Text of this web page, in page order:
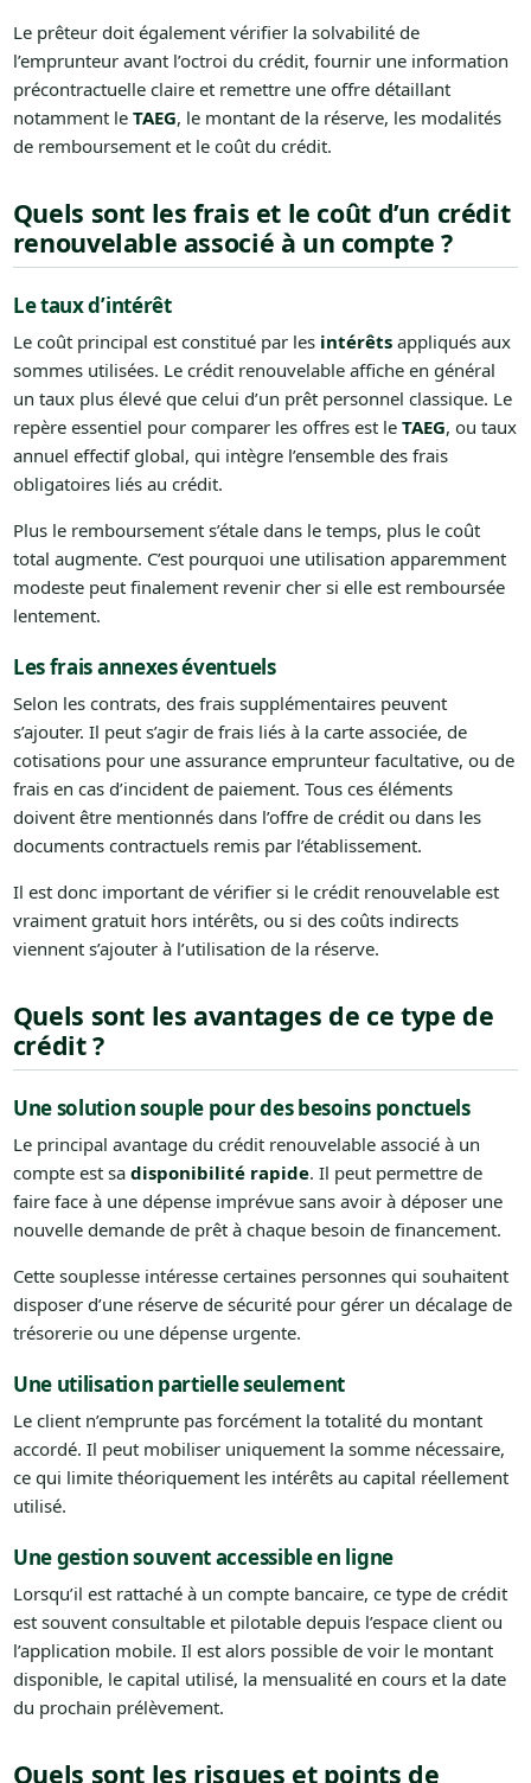
Le prêteur doit également vérifier la solvabilité de
l’emprunteur avant l’octroi du crédit, fournir une information
précontractuelle claire et remettre une offre détaillant
notamment le TAEG, le montant de la réserve, les modalités
de remboursement et le coût du crédit.
Quels sont les frais et le coût d’un crédit
renouvelable associé à un compte ?
Le taux d’intérêt
Le coût principal est constitué par les intérêtsappliqués aux
sommes utilisées. Le crédit renouvelable affiche en général
un taux plus élevé que celui d’un prêt personnel classique. Le
repère essentiel pour comparer les offres est le TAEG, ou taux
annuel effectif global, qui intègre l’ensemble des frais
obligatoires liés au crédit.
Plus le remboursement s’étale dans le temps, plus le coût
total augmente. C’est pourquoi une utilisation apparemment
modeste peut finalement revenir cher si elle est remboursée
lentement.
Les frais annexes éventuels
Selon les contrats, des frais supplémentaires peuvent
s’ajouter. Il peut s’agir de frais liés à la carte associée, de
cotisations pour une assurance emprunteur facultative, ou de
frais en cas d’incident de paiement. Tous ces éléments
doivent être mentionnés dans l’offre de crédit ou dans les
documents contractuels remis par l’établissement.
Il est donc important de vérifier si le crédit renouvelable est
vraiment gratuit hors intérêts, ou si des coûts indirects
viennent s’ajouter à l’utilisation de la réserve.
Quels sont les avantages de ce type de
crédit ?
Une solution souple pour des besoins ponctuels
Le principal avantage du crédit renouvelable associé à un
compte est sa disponibilité rapide. Il peut permettre de
faire face à une dépense imprévue sans avoir à déposer une
nouvelle demande de prêt à chaque besoin de financement.
Cette souplesse intéresse certaines personnes qui souhaitent
disposer d’une réserve de sécurité pour gérer un décalage de
trésorerie ou une dépense urgente.
Une utilisation partielle seulement
Le client n’emprunte pas forcément la totalité du montant
accordé. Il peut mobiliser uniquement la somme nécessaire,
ce qui limite théoriquement les intérêts au capital réellement
utilisé.
Une gestion souvent accessible en ligne
Lorsqu’il est rattaché à un compte bancaire, ce type de crédit
est souvent consultable et pilotable depuis l’espace client ou
l’application mobile. Il est alors possible de voir le montant
disponible, le capital utilisé, la mensualité en cours et la date
du prochain prélèvement.
Quels sont les risques et points de